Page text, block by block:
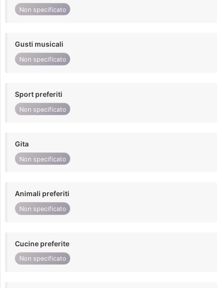
Non specificato
Gusti musicali
Non specificato
Sport preferiti
Non specificato
Gita
Non specificato
Animali preferiti
Non specificato
Cucine preferite
Non specificato